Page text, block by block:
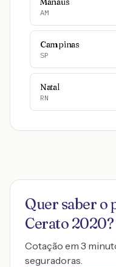
AM
Campinas
SP
Natal
RN
Quer saber o
Cerato 2020?
Cotação em 3
seguradoras.